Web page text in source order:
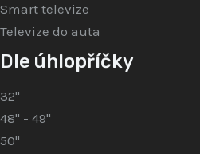
Smart televize
Televize do auta
Dle úhlopříčky
32"
48" - 49"
50"